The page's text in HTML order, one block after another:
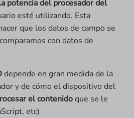
potencia del procesador del
esté utilizando. Esta
que los datos de campo se
con datos de
depende en gran medida de la
y de cómo el dispositivo del
el contenidoque se le
etc)